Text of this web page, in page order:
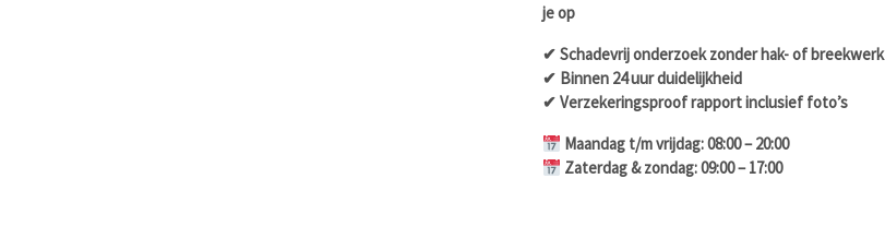
je op
✔ Schadevrij onderzoek zonder hak- of breekwerk
✔ Binnen 24 uur duidelijkheid
✔ Verzekeringsproof rapport inclusief foto’s
Maandag t/m vrijdag: 08:00 – 20:00
Zaterdag & zondag: 09:00 – 17:00